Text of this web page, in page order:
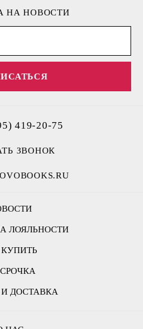
ЛОЯЛЬНОСТИ
КУПИТЬ
ДОСТАВКА
НА НОВОСТИ
419-20-75
ЗВОНОК